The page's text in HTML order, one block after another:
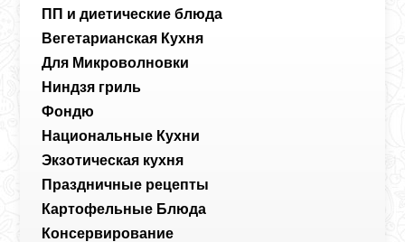
ПП и диетические блюда
Вегетарианская Кухня
Для Микроволновки
Ниндзя гриль
Фондю
Национальные Кухни
Экзотическая кухня
Праздничные рецепты
Картофельные Блюда
Консервирование